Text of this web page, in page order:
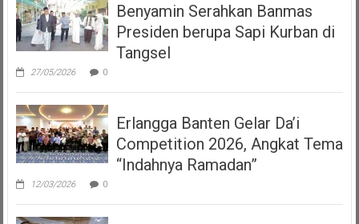
Benyamin Serahkan Banmas
Presiden berupa Sapi Kurban di
Tangsel
27/05/2026 0
Erlangga Banten Gelar Da’i
Competition 2026, Angkat Tema
“Indahnya Ramadan”
12/03/2026 0